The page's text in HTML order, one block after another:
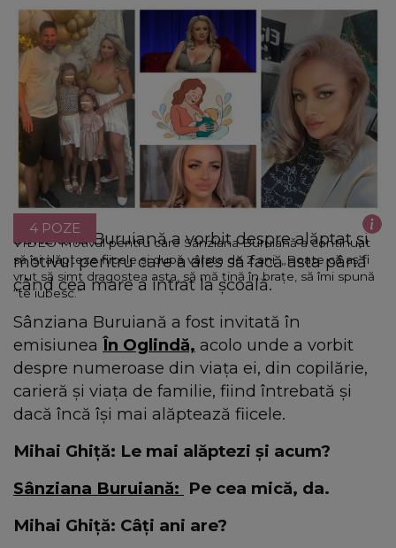
VIDEO Motivul pentru care Sânziana Buruiană a continuat
să își alăpteze fiicele și după vârsta de 2 ani. „Poate că aș fi
vrut să simt dragostea asta, să mă țină în brațe, să îmi spună
“te iubesc.”
4 POZE
Sânziana Buruiană a vorbit despre alăptat și
motivul pentru care a ales să facă asta până
când cea mare a intrat la școală.
Sânziana Buruiană a fost invitată în
emisiunea În Oglindă, acolo unde a vorbit
despre numeroase din viața ei, din copilărie,
carieră și viața de familie, fiind întrebată și
dacă încă își mai alăptează fiicele.
Mihai Ghiță: Le mai alăptezi și acum?
Sânziana Buruiană: Pe cea mică, da.
Mihai Ghiță: Câți ani are?